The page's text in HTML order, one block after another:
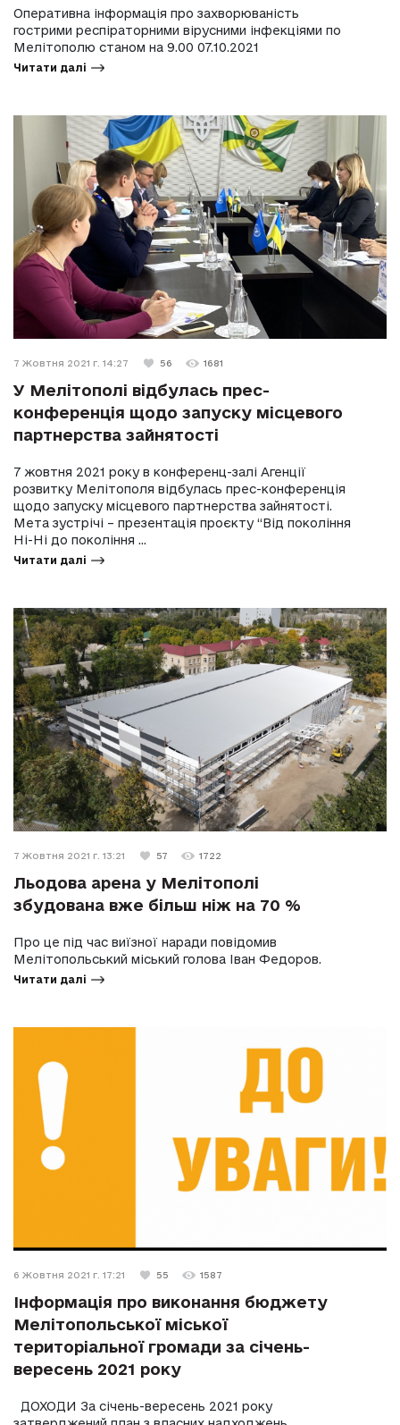
Оперативна інформація про захворюваність
гострими респіраторними вірусними інфекціями по
Мелітополю станом на 9.00 07.10.2021
Читати далі
7 Жовтня 2021 г. 14:27 56 1681
У Мелітополі відбулась прес-
конференція щодо запуску місцевого
партнерства зайнятості
7 жовтня 2021 року в конференц-залі Агенції
розвитку Мелітополя відбулась прес-конференція
щодо запуску місцевого партнерства зайнятості.
Мета зустрічі – презентація проєкту “Від покоління
Ні-Ні до покоління ...
Читати далі
7 Жовтня 2021 г. 13:21 57 1722
Льодова арена у Мелітополі
збудована вже більш ніж на 70 %
Про це під час виїзної наради повідомив
Мелітопольський міський голова Іван Федоров.
Читати далі
6 Жовтня 2021 г. 17:21 55 1587
Інформація про виконання бюджету
Мелітопольської міської
територіальної громади за січень-
вересень 2021 року
ДОХОДИ За січень-вересень 2021 року